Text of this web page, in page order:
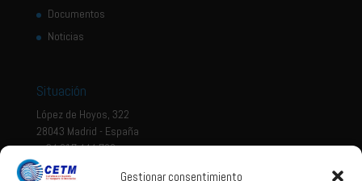
Gestionar consentimiento
Documentos
Noticias
Situación
López de Hoyos, 322
28043 Madrid - España
+ 34 917 444 700